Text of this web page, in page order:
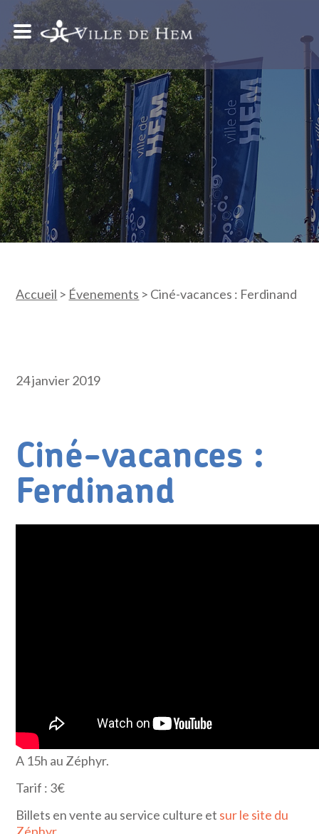
Accueil > Évenements > Ciné-vacances : Ferdinand
24 janvier 2019
Ciné-vacances :
Ferdinand
A 15h au Zéphyr.
Tarif : 3€
Billets en vente au service culture et sur le site du